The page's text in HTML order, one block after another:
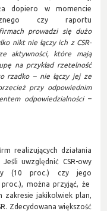
dopiero w momencie
czy raportu
prowadzi się dużo
nikt nie łączy ich z CSR-
aktywności, które mają
na przykład rzetelność
rzadko – nie łączy jej ze
przy odpowiednim
odpowiedzialności–
realizujących działania
uwzględnić CSR-owy
(10 proc.) czy jego
można przyjąć, że
jakikolwiek plan,
Zdecydowana większość